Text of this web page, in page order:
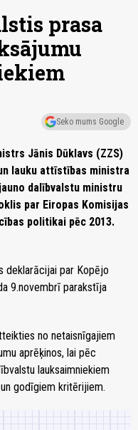
prasa
Seko mums Google
Jānis Dūklavs (ZZS)
lauku attīstības ministra
dalībvalstu ministru
par Eiropas Komisijas
politikai pēc 2013.
deklarācijai par Kopējo
9.novembrī parakstīja
no netaisnīgajiem
aprēķinos, lai pēc
lauksaimniekiem
godīgiem kritērijiem.